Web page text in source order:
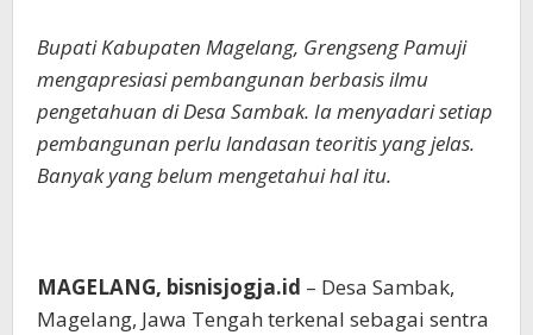
Bupati Kabupaten Magelang, Grengseng Pamuji
mengapresiasi pembangunan berbasis ilmu
pengetahuan di Desa Sambak. Ia menyadari setiap
pembangunan perlu landasan teoritis yang jelas.
Banyak yang belum mengetahui hal itu.
MAGELANG, bisnisjogja.id – Desa Sambak,
Magelang, Jawa Tengah terkenal sebagai sentra